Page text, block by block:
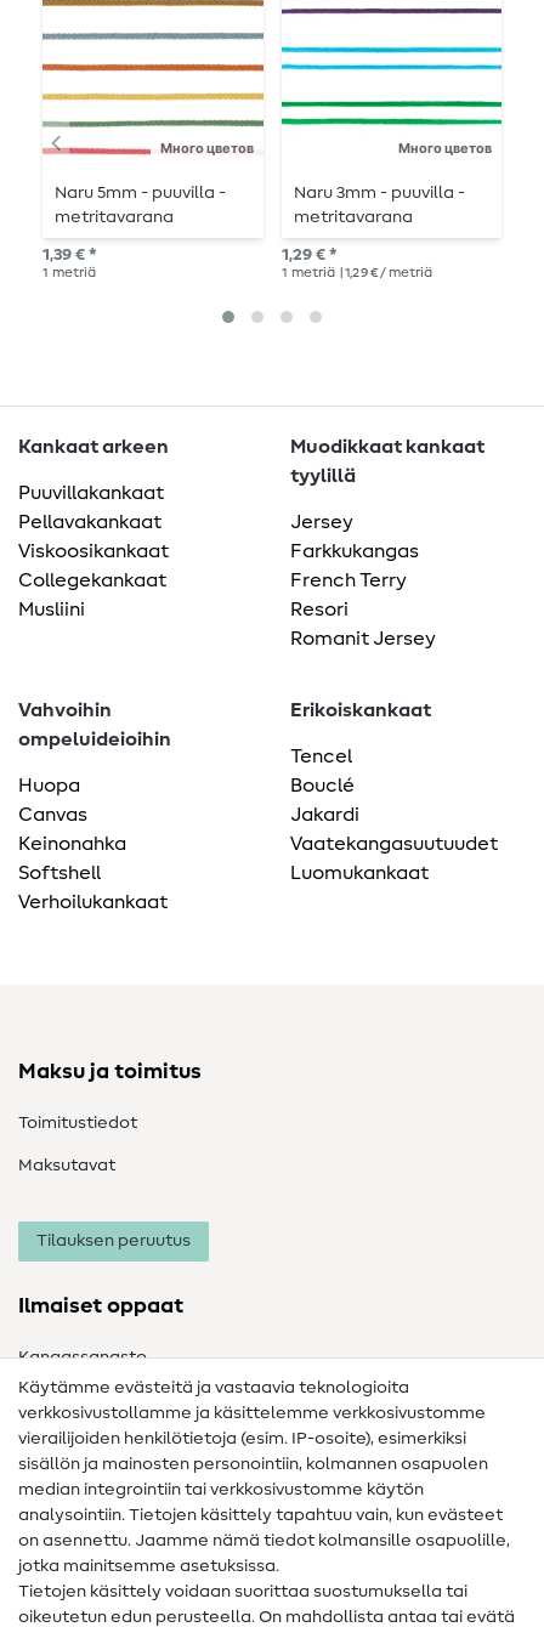
Много цветов
Naru 5mm - puuvilla -
metritavarana
1,39 € *
1 metriä
Много цветов
Naru 3mm - puuvilla -
metritavarana
1,29 € *
1 metriä | 1,29 € / metriä
Kankaat arkeen
Puuvillakankaat
Pellavakankaat
Viskoosikankaat
Collegekankaat
Musliini
Muodikkaat kankaat
tyylillä
Jersey
Farkkukangas
French Terry
Resori
Romanit Jersey
Vahvoihin
ompeluideioihin
Huopa
Canvas
Keinonahka
Softshell
Verhoilukankaat
Erikoiskankaat
Tencel
Bouclé
Jakardi
Vaatekangasuutuudet
Luomukankaat
Maksu ja toimitus
Toimitustiedot
Maksutavat
Tilauksen peruutus
Ilmaiset oppaat
Kangassanasto
Ompelusanasto
Ompeluohjeet
Apua ja yhteystiedot
Yhteystiedot
Tietoa omistajanvaihdoksesta
Käytämme evästeitä ja vastaavia teknologioita
verkkosivustollamme ja käsittelemme verkkosivustomme
vierailijoiden henkilötietoja (esim. IP-osoite), esimerkiksi
sisällön ja mainosten personointiin, kolmannen osapuolen
median integrointiin tai verkkosivustomme käytön
analysointiin. Tietojen käsittely tapahtuu vain, kun evästeet
on asennettu. Jaamme nämä tiedot kolmansille osapuolille,
jotka mainitsemme asetuksissa.
Tietojen käsittely voidaan suorittaa suostumuksella tai
oikeutetun edun perusteella. On mahdollista antaa tai evätä